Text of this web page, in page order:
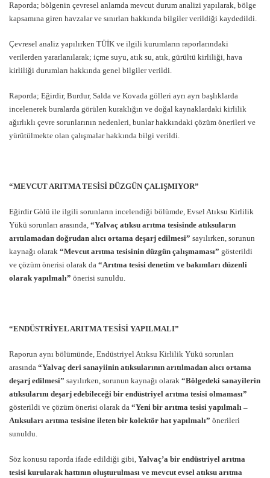
Raporda; bölgenin çevresel anlamda mevcut durum analizi yapılarak, bölge
kapsamına giren havzalar ve sınırları hakkında bilgiler verildiği kaydedildi.
Çevresel analiz yapılırken TÜİK ve ilgili kurumların raporlarındaki
verilerden yararlanılarak; içme suyu, atık su, atık, gürültü kirliliği, hava
kirliliği durumları hakkında genel bilgiler verildi.
Raporda; Eğirdir, Burdur, Salda ve Kovada gölleri ayrı ayrı başlıklarda
incelenerek buralarda görülen kuraklığın ve doğal kaynaklardaki kirlilik
ağırlıklı çevre sorunlarının nedenleri, bunlar hakkındaki çözüm önerileri ve
yürütülmekte olan çalışmalar hakkında bilgi verildi.
“MEVCUT ARITMA TESİSİ DÜZGÜN ÇALIŞMIYOR”
Eğirdir Gölü ile ilgili sorunların incelendiği bölümde, Evsel Atıksu Kirlilik
Yükü sorunları arasında, “Yalvaç atıksu arıtma tesisinde atıksuların
arıtılamadan doğrudan alıcı ortama deşarj edilmesi” sayılırken, sorunun
kaynağı olarak “Mevcut arıtma tesisinin düzgün çalışmaması” gösterildi
ve çözüm önerisi olarak da “Arıtma tesisi denetim ve bakımları düzenli
olarak yapılmalı” önerisi sunuldu.
“ENDÜSTRİYEL ARITMA TESİSİ YAPILMALI”
Raporun aynı bölümünde, Endüstriyel Atıksu Kirlilik Yükü sorunları
arasında “Yalvaç deri sanayiinin atıksularının arıtılmadan alıcı ortama
deşarj edilmesi” sayılırken, sorunun kaynağı olarak “Bölgedeki sanayilerin
atıksularını deşarj edebileceği bir endüstriyel arıtma tesisi olmaması”
gösterildi ve çözüm önerisi olarak da “Yeni bir arıtma tesisi yapılmalı –
Atıksuları arıtma tesisine ileten bir kolektör hat yapılmalı” önerileri
sunuldu.
Söz konusu raporda ifade edildiği gibi, Yalvaç’a bir endüstriyel arıtma
tesisi kurularak hattının oluşturulması ve mevcut evsel atıksu arıtma